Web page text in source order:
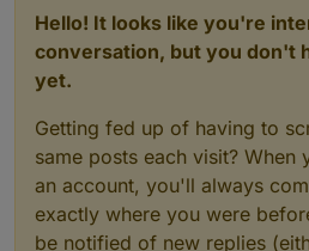
Hello! It looks like you're
conversation, but you don't
yet.
Getting fed up of having to
same posts each visit? When
an account, you'll always
exactly where you were
be notified of new replies